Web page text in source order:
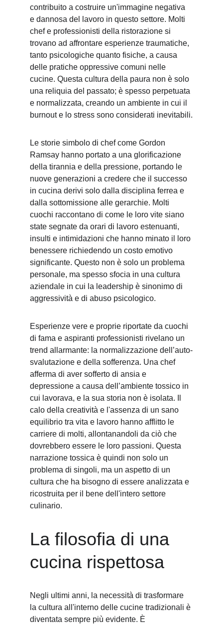
contribuito a costruire un'immagine negativa
e dannosa del lavoro in questo settore. Molti
chef e professionisti della ristorazione si
trovano ad affrontare esperienze traumatiche,
tanto psicologiche quanto fisiche, a causa
delle pratiche oppressive comuni nelle
cucine. Questa cultura della paura non è solo
una reliquia del passato; è spesso perpetuata
e normalizzata, creando un ambiente in cui il
burnout e lo stress sono considerati inevitabili.
Le storie simbolo di chef come Gordon
Ramsay hanno portato a una glorificazione
della tirannia e della pressione, portando le
nuove generazioni a credere che il successo
in cucina derivi solo dalla disciplina ferrea e
dalla sottomissione alle gerarchie. Molti
cuochi raccontano di come le loro vite siano
state segnate da orari di lavoro estenuanti,
insulti e intimidazioni che hanno minato il loro
benessere richiedendo un costo emotivo
significante. Questo non è solo un problema
personale, ma spesso sfocia in una cultura
aziendale in cui la leadership è sinonimo di
aggressività e di abuso psicologico.
Esperienze vere e proprie riportate da cuochi
di fama e aspiranti professionisti rivelano un
trend allarmante: la normalizzazione dell’auto-
svalutazione e della sofferenza. Una chef
afferma di aver sofferto di ansia e
depressione a causa dell’ambiente tossico in
cui lavorava, e la sua storia non è isolata. Il
calo della creatività e l'assenza di un sano
equilibrio tra vita e lavoro hanno afflitto le
carriere di molti, allontanandoli da ciò che
dovrebbero essere le loro passioni. Questa
narrazione tossica è quindi non solo un
problema di singoli, ma un aspetto di un
cultura che ha bisogno di essere analizzata e
ricostruita per il bene dell'intero settore
culinario.
La filosofia di una
cucina rispettosa
Negli ultimi anni, la necessità di trasformare
la cultura all'interno delle cucine tradizionali è
diventata sempre più evidente. È